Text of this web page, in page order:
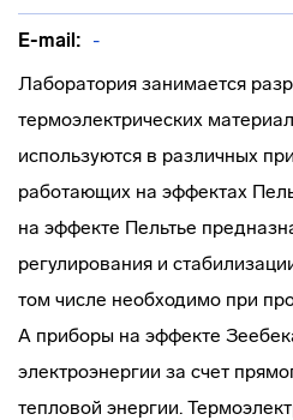
E-mail: -
Лаборатория занимается
термоэлектрических
используются в различных
работающих на эффектах
на эффекте Пельтье
регулирования и
том числе необходимо при
А приборы на эффекте
электроэнергии за счет
тепловой энергии.